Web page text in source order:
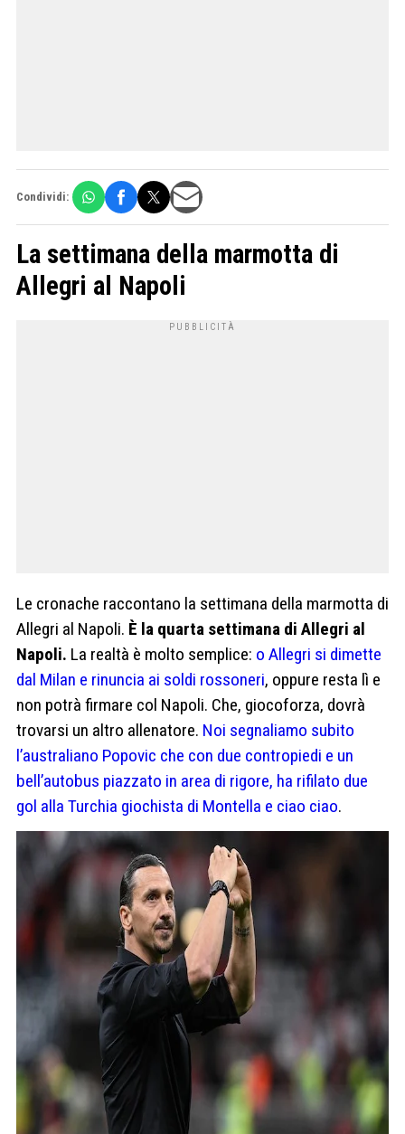
Condividi:
La settimana della marmotta di
Allegri al Napoli
Le cronache raccontano la settimana della marmotta di
Allegri al Napoli. È la quarta settimana di Allegri al
Napoli. La realtà è molto semplice: o Allegri si dimette
dal Milan e rinuncia ai soldi rossoneri, oppure resta lì e
non potrà firmare col Napoli. Che, giocoforza, dovrà
trovarsi un altro allenatore. Noi segnaliamo subito
l’australiano Popovic che con due contropiedi e un
bell’autobus piazzato in area di rigore, ha rifilato due
gol alla Turchia giochista di Montella e ciao ciao.